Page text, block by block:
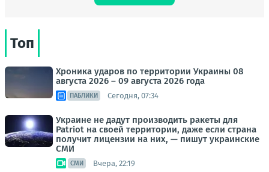
Топ
Хроника ударов по территории Украины 08
августа 2026 – 09 августа 2026 года
ПАБЛИКИ Сегодня, 07:34
Украине не дадут производить ракеты для
Patriot на своей территории, даже если страна
получит лицензии на них, — пишут украинские
СМИ
СМИ Вчера, 22:19